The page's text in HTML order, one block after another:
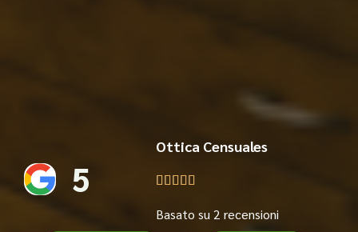
5
Ottica Censuales
    
Basato su 2 recensioni